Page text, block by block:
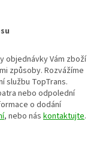
objednávky Vám zboží
způsoby. Rozvážíme
službu TopTrans.
nebo odpolední
o dodání
, nebo nás kontaktujte.